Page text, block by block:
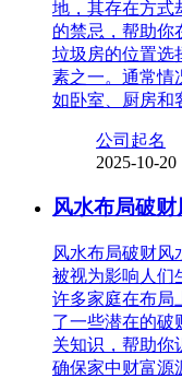
地，其存在方式
的禁忌，帮助你
垃圾房的位置选
素之一。通常情
如卧室、厨房和
公司起名
2025-10-20
风水布局破
风水布局破财风
被视为影响人们
许多家庭在布局
了一些潜在的破
关知识，帮助你
确保家中财富源